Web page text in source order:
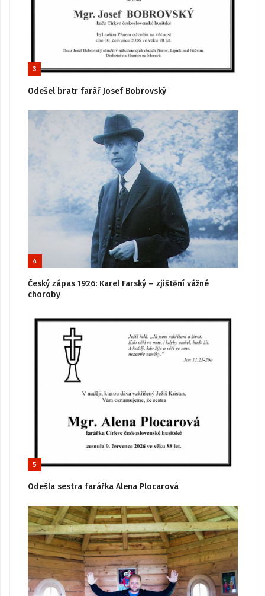
3
Odešel bratr farář Josef Bobrovský
4
Český zápas 1926: Karel Farský – zjištění vážné
choroby
5
Odešla sestra farářka Alena Plocarová